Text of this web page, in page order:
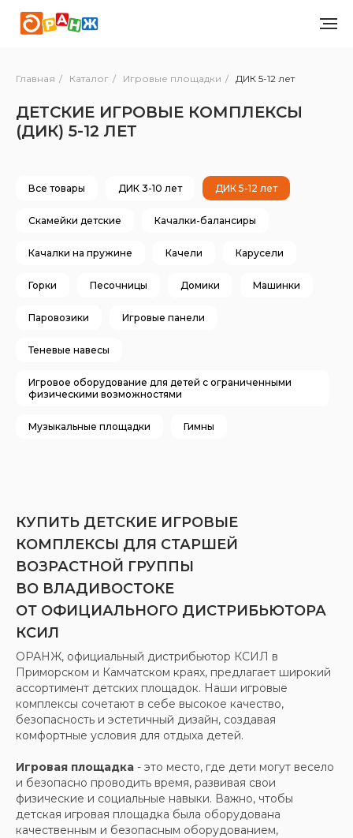
Главная / Каталог / Игровые площадки / ДИК 5-12 лет
ДЕТСКИЕ ИГРОВЫЕ КОМПЛЕКСЫ
(ДИК) 5-12 ЛЕТ
Все товары ДИК 3-10 лет ДИК 5-12 лет
Скамейки детские Качалки-балансиры
Качалки на пружине Качели Карусели
Горки Песочницы Домики Машинки
Паровозики Игровые панели
Теневые навесы
Игровое оборудование для детей с ограниченными
физическими возможностями
Музыкальные площадки Гимны
КУПИТЬ ДЕТСКИЕ ИГРОВЫЕ
КОМПЛЕКСЫ ДЛЯ СТАРШЕЙ
ВОЗРАСТНОЙ ГРУППЫ
ВО ВЛАДИВОСТОКЕ
ОТ ОФИЦИАЛЬНОГО ДИСТРИБЬЮТОРА
КСИЛ
ОРАНЖ, официальный дистрибьютор КСИЛ в
Приморском и Камчатском краях, предлагает широкий
ассортимент детских площадок. Наши игровые
комплексы сочетают в себе высокое качество,
безопасность и эстетичный дизайн, создавая
комфортные условия для отдыха детей.
Игровая площадка - это место, где дети могут весело
и безопасно проводить время, развивая свои
физические и социальные навыки. Важно, чтобы
детская игровая площадка была оборудована
качественным и безопасным оборудованием,